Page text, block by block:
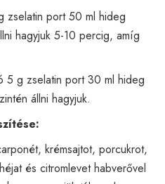
zselatin port 50 ml hideg
hagyjuk 5-10 percig, amíg
5 g zselatin port 30 ml hideg
állni hagyjuk.
krémsajtot, porcukrot,
és citromlevet habverővel